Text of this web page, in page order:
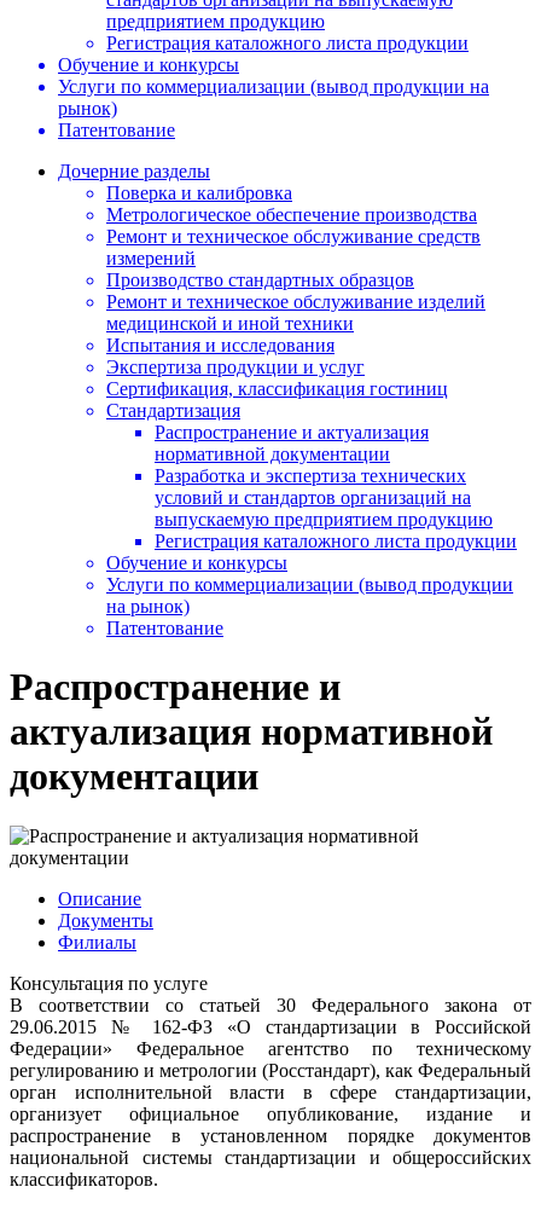
предприятием продукцию
Регистрация каталожного листа продукции
Обучение и конкурсы
Услуги по коммерциализации (вывод продукции на
рынок)
Патентование
Дочерние разделы
Поверка и калибровка
Метрологическое обеспечение производства
Ремонт и техническое обслуживание средств
измерений
Производство стандартных образцов
Ремонт и техническое обслуживание изделий
медицинской и иной техники
Испытания и исследования
Экспертиза продукции и услуг
Сертификация, классификация гостиниц
Стандартизация
Распространение и актуализация
нормативной документации
Разработка и экспертиза технических
условий и стандартов организаций на
выпускаемую предприятием продукцию
Регистрация каталожного листа продукции
Обучение и конкурсы
Услуги по коммерциализации (вывод продукции
на рынок)
Патентование
Распространение и
актуализация нормативной
документации
Описание
Документы
Филиалы
Консультация по услуге
В соответствии со статьей 30 Федерального закона от
29.06.2015 № 162-ФЗ «О стандартизации в Российской
Федерации» Федеральное агентство по техническому
регулированию и метрологии (Росстандарт), как Федеральный
орган исполнительной власти в сфере стандартизации,
организует официальное опубликование, издание и
распространение в установленном порядке документов
национальной системы стандартизации и общероссийских
классификаторов.